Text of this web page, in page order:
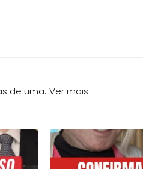
de uma…Ver mais